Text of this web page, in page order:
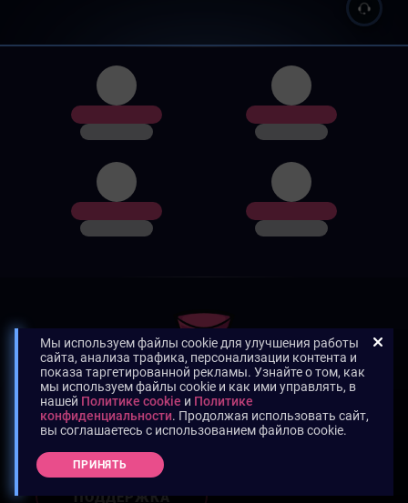
ПОДДЕРЖКА
Мы используем файлы cookie для улучшения работы
сайта, анализа трафика, персонализации контента и
показа таргетированной рекламы. Узнайте о том, как
мы используем файлы cookie и как ими управлять, в
нашей Политике cookie и Политике
конфиденциальности. Продолжая использовать сайт,
вы соглашаетесь с использованием файлов cookie.
ПРИНЯТЬ